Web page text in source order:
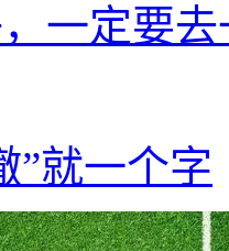
一定要
”就一个字